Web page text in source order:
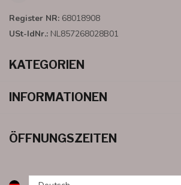
Register NR: 68018908
USt-IdNr.: NL857268028B01
KATEGORIEN
INFORMATIONEN
ÖFFNUNGSZEITEN